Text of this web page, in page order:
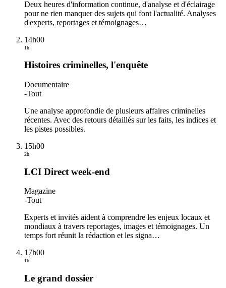
Deux heures d'information continue, d'analyse et d'éclairage
pour ne rien manquer des sujets qui font l'actualité. Analyses
d'experts, reportages et témoignages…
14h00
1h
Histoires criminelles, l'enquête
Documentaire
-Tout
Une analyse approfondie de plusieurs affaires criminelles
récentes. Avec des retours détaillés sur les faits, les indices et
les pistes possibles.
15h00
2h
LCI Direct week-end
Magazine
-Tout
Experts et invités aident à comprendre les enjeux locaux et
mondiaux à travers reportages, images et témoignages. Un
temps fort réunit la rédaction et les signa…
17h00
1h
Le grand dossier